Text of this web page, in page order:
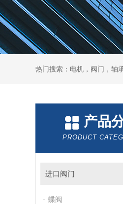
热门搜索：电机，阀门，轴
产品
PRODUCT
进口阀门
蝶阀